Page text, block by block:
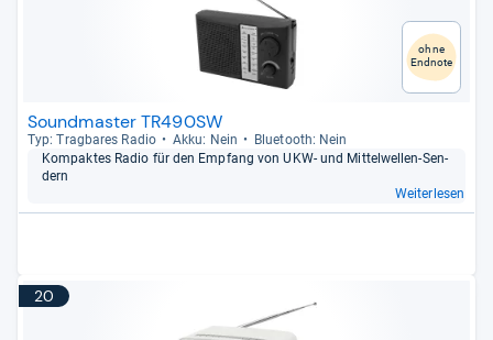
ohne
Endnote
Soundmaster TR490SW
Typ: Trag­ba­res Radio Akku: Nein
Blue­tooth: Nein
Kom­pak­tes Radio für den Emp­fang von UKW-​ und Mit­tel­wel­len-​Sen­
dern
Weiterlesen
20